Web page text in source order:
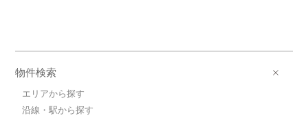
物件検索
エリアから探す
沿線・駅から探す